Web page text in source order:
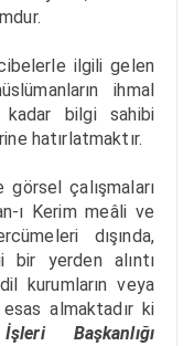
ilgili gelen
ihmal
bilgi sahibi
hatırlatmaktır.
görsel çalışmaları
ı Kerim meâli ve
dışında,
bir yerden alıntı
kurumların veya
esas almaktadır ki
Başkanlığı